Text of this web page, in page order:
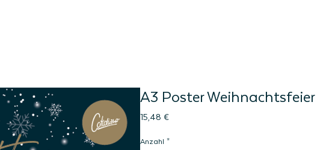
A3 Poster Weihnachtsfeier
15,48 €Preis
Anzahl *